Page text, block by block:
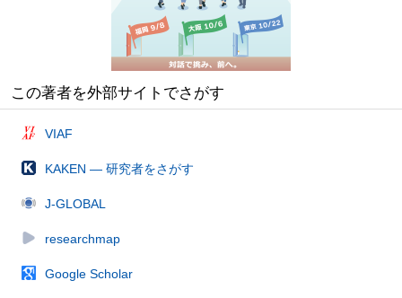
この著者を外部サイトでさがす
VIAF
KAKEN — 研究者をさがす
J-GLOBAL
researchmap
Google Scholar